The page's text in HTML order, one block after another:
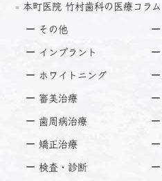
本町医院 竹村歯科の医療コラム
その他
インプラント
ホワイトニング
審美治療
歯周病治療
矯正治療
検査・診断